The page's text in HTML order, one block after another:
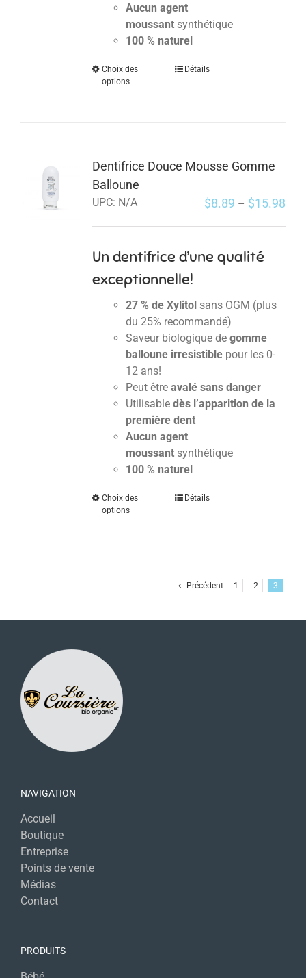
Aucun agent
moussant synthétique
100 % naturel
Choix des
options
Détails
Dentifrice Douce Mousse Gomme
Balloune
UPC: N/A $8.89 – $15.98
Un dentifrice d’une qualité
exceptionnelle!
27 % de Xylitolsans OGM (plus
du 25% recommandé)
Saveur biologique de gomme
balloune irresistiblepour les 0-
12 ans!
Peut être avalé sans danger
Utilisable dès l’apparition de la
première dent
Aucun agent
moussant synthétique
100 % naturel
Choix des
options
Détails
Précédent 1 2 3
NAVIGATION
Accueil
Boutique
Entreprise
Points de vente
Médias
Contact
PRODUITS